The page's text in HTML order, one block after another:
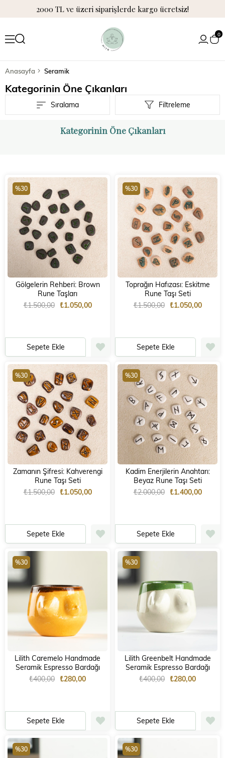
2000 TL ve üzeri siparişlerde kargo ücretsiz!
0
Anasayfa Seramik
Kategorinin Öne Çıkanları
Filtreleme
Sıralama
Kategorinin Öne Çıkanları
Gölgelerin Rehberi: Brown
Rune Taşları
₺1.050,00
₺1.500,00
Sepete Ekle
%30
Toprağın Hafızası: Eskitme
Rune Taşı Seti
₺1.050,00
₺1.500,00
Sepete Ekle
%30
Zamanın Şifresi: Kahverengi
Rune Taşı Seti
₺1.050,00
₺1.500,00
Sepete Ekle
%30
Kadim Enerjilerin Anahtarı:
Beyaz Rune Taşı Seti
₺1.400,00
₺2.000,00
Sepete Ekle
%30
Lilith Caremelo Handmade
Seramik Espresso Bardağı
₺280,00
₺400,00
Sepete Ekle
%30
Lilith Greenbelt Handmade
Seramik Espresso Bardağı
₺280,00
₺400,00
Sepete Ekle
%30
%30 %30